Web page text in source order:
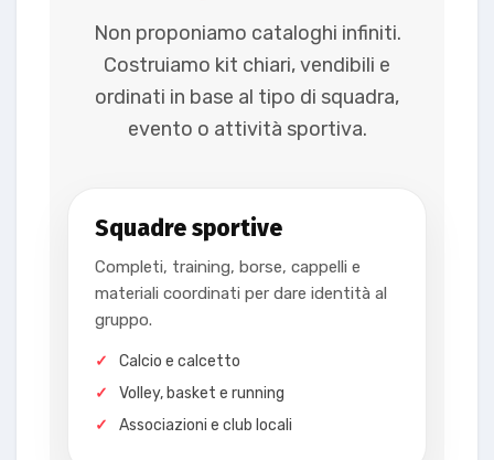
Non proponiamo cataloghi infiniti.
Costruiamo kit chiari, vendibili e
ordinati in base al tipo di squadra,
evento o attività sportiva.
Squadre sportive
Completi, training, borse, cappelli e
materiali coordinati per dare identità al
gruppo.
Calcio e calcetto
Volley, basket e running
Associazioni e club locali